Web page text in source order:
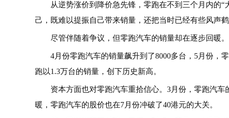
从逆势涨价到降价急先锋，零跑在不到三个月内的
己，既难以提振自己带来销量，还把当时已经有些风声
尽管伴随着争议，但零跑汽车的销量却在逐步回暖。
4月份零跑汽车的销量飙升到了8000多台，5月份，
跑以1.3万台的销量，创下历史新高。
资本方面也对零跑汽车重拾信心。3月份，零跑汽
暖，零跑汽车的股价也在7月份冲破了40港元的大关。